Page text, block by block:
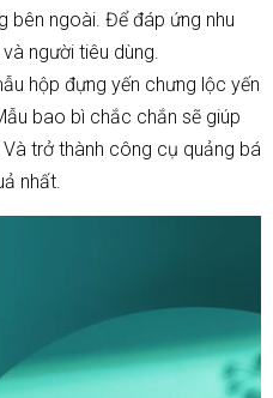
bên ngoài. Để đáp ứng nhu
người tiêu dùng.
hộp đựng yến chưng lộc yến
bao bì chắc chắn sẽ giúp
trở thành công cụ quảng bá
nhất.